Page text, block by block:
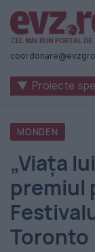
Știri
naționale
România
-
Evenimentul
Zilei
▼ Proiecte
MONDEN
„Viața
premiul
Toronto